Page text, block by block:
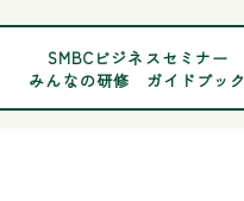
SMBCビジネスセミナー
みんなの研修 ガイドブック